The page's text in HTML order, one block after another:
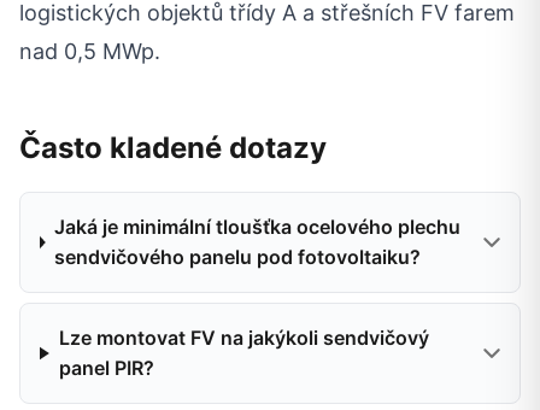
logistických objektů třídy A a střešních FV farem
nad 0,5 MWp.
Často kladené dotazy
Jaká je minimální tloušťka ocelového plechu
sendvičového panelu pod fotovoltaiku?
Lze montovat FV na jakýkoli sendvičový
panel PIR?